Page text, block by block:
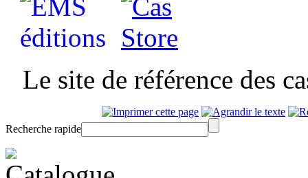
Le site de référence des
Recherche rapide